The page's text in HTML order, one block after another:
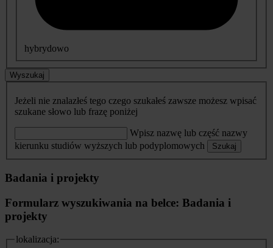
hybrydowo
Wyszukaj
Jeżeli nie znalazłeś tego czego szukałeś zawsze możesz wpisać
szukane słowo lub frazę poniżej
Wpisz nazwę lub część nazwy
kierunku studiów wyższych lub podyplomowych
Szukaj
Badania i projekty
Formularz wyszukiwania na belce: Badania i
projekty
lokalizacja: